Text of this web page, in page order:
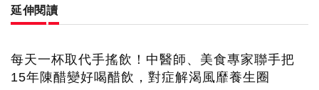
延伸閱讀
每天一杯取代手搖飲！中醫師、美食專家聯手把
15年陳醋變好喝醋飲，對症解渴風靡養生圈